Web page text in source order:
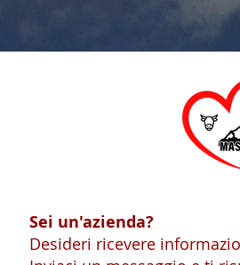
Sei un'azienda?
Desideri ricevere